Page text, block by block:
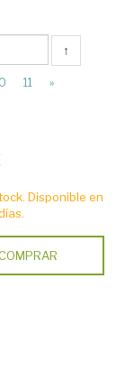
↑
11 »
Disponible en